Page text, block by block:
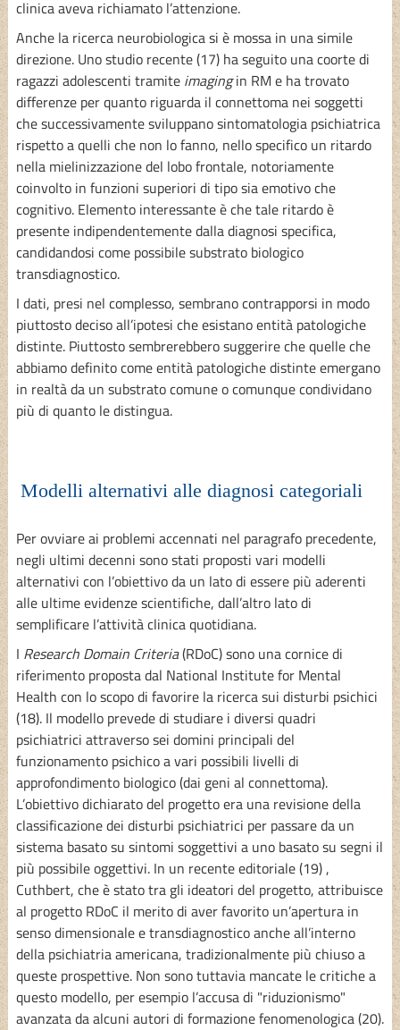
clinica aveva richiamato l’attenzione.
Anche la ricerca neurobiologica si è mossa in una simile
direzione. Uno studio recente (17) ha seguito una coorte di
ragazzi adolescenti tramite imagingin RM e ha trovato
differenze per quanto riguarda il connettoma nei soggetti
che successivamente sviluppano sintomatologia psichiatrica
rispetto a quelli che non lo fanno, nello specifico un ritardo
nella mielinizzazione del lobo frontale, notoriamente
coinvolto in funzioni superiori di tipo sia emotivo che
cognitivo. Elemento interessante è che tale ritardo è
presente indipendentemente dalla diagnosi specifica,
candidandosi come possibile substrato biologico
transdiagnostico.
I dati, presi nel complesso, sembrano contrapporsi in modo
piuttosto deciso all’ipotesi che esistano entità patologiche
distinte. Piuttosto sembrerebbero suggerire che quelle che
abbiamo definito come entità patologiche distinte emergano
in realtà da un substrato comune o comunque condividano
più di quanto le distingua.
Modelli alternativi alle diagnosi categoriali
Per ovviare ai problemi accennati nel paragrafo precedente,
negli ultimi decenni sono stati proposti vari modelli
alternativi con l’obiettivo da un lato di essere più aderenti
alle ultime evidenze scientifiche, dall’altro lato di
semplificare l’attività clinica quotidiana.
I Research Domain Criteria(RDoC) sono una cornice di
riferimento proposta dal National Institute for Mental
Health con lo scopo di favorire la ricerca sui disturbi psichici
(18). Il modello prevede di studiare i diversi quadri
psichiatrici attraverso sei domini principali del
funzionamento psichico a vari possibili livelli di
approfondimento biologico (dai geni al connettoma).
L’obiettivo dichiarato del progetto era una revisione della
classificazione dei disturbi psichiatrici per passare da un
sistema basato su sintomi soggettivi a uno basato su segni il
più possibile oggettivi. In un recente editoriale (19) ,
Cuthbert, che è stato tra gli ideatori del progetto, attribuisce
al progetto RDoC il merito di aver favorito un’apertura in
senso dimensionale e transdiagnostico anche all’interno
della psichiatria americana, tradizionalmente più chiuso a
queste prospettive. Non sono tuttavia mancate le critiche a
questo modello, per esempio l’accusa di "riduzionismo"
avanzata da alcuni autori di formazione fenomenologica (20).